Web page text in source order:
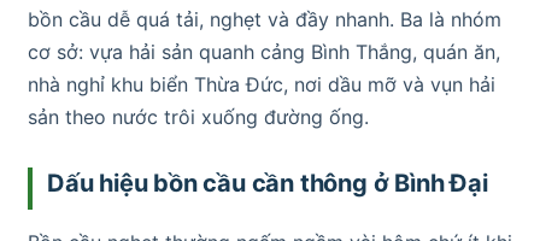
bồn cầu dễ quá tải, nghẹt và đầy nhanh. Ba là nhóm
cơ sở: vựa hải sản quanh cảng Bình Thắng, quán ăn,
nhà nghỉ khu biển Thừa Đức, nơi dầu mỡ và vụn hải
sản theo nước trôi xuống đường ống.
Dấu hiệu bồn cầu cần thông ở Bình Đại